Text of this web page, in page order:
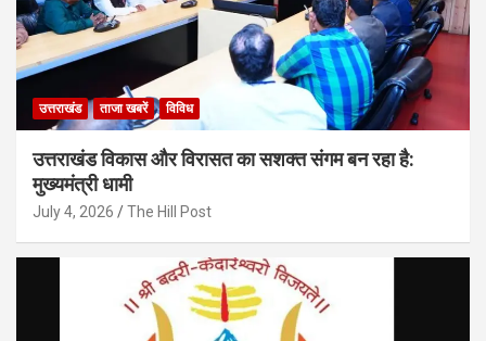
उत्तराखंड ताजा खबरें विविध
उत्तराखंड विकास और विरासत का सशक्त संगम बन रहा है:
मुख्यमंत्री धामी
July 4, 2026 The Hill Post